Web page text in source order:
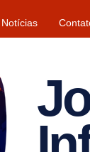
Notícias